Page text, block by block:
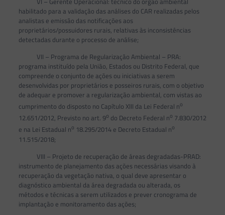
habilitado para a validação das análises do CAR realizadas pelos
analistas e emissão das notificações aos
proprietários/possuidores rurais, relativas às inconsistências
detectadas durante o processo de análise;
VII – Programa de Regularização Ambiental – PRA:
programa instituído pela União, Estados ou Distrito Federal, que
compreende o conjunto de ações ou iniciativas a serem
desenvolvidas por proprietários e posseiros rurais, com o objetivo
de adequar e promover a regularização ambiental, com vistas ao
cumprimento do disposto no Capítulo XIII da Lei Federal no
12.651/2012, Previsto no art. 9o do Decreto Federal no 7.830/2012
e na Lei Estadual no 18.295/2014 e Decreto Estadual no
11.515/2018;
VIII – Projeto de recuperação de áreas degradadas-PRAD:
instrumento de planejamento das ações necessárias visando à
recuperação da vegetação nativa, o qual deve apresentar o
diagnóstico ambiental da área degradada ou alterada, os
métodos e técnicas a serem utilizados e prever cronograma de
implantação e monitoramento das ações;